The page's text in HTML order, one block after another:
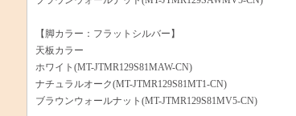
【脚カラー：フラットシルバー】
天板カラー
ホワイト(MT-JTMR129S81MAW-CN)
ナチュラルオーク(MT-JTMR129S81MT1-CN)
ブラウンウォールナット(MT-JTMR129S81MV5-CN)